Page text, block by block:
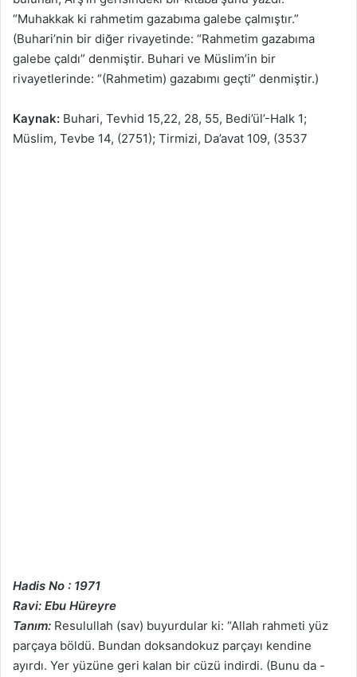
“Muhakkak ki rahmetim gazabıma galebe çalmıştır.”
(Buhari’nin bir diğer rivayetinde: “Rahmetim gazabıma
galebe çaldı” denmiştir. Buhari ve Müslim’in bir
rivayetlerinde: “(Rahmetim) gazabımı geçti” denmiştir.)
Kaynak: Buhari, Tevhid 15,22, 28, 55, Bedi’ül’-Halk 1;
Müslim, Tevbe 14, (2751); Tirmizi, Da’avat 109, (3537
Hadis No : 1971
Ravi: Ebu Hüreyre
Tanım: Resulullah (sav) buyurdular ki: “Allah rahmeti yüz
parçaya böldü. Bundan doksandokuz parçayı kendine
ayırdı. Yer yüzüne geri kalan bir cüzü indirdi. (Bunu da -